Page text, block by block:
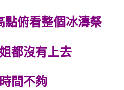
點俯看整個冰濤祭
都沒有上去
間不夠